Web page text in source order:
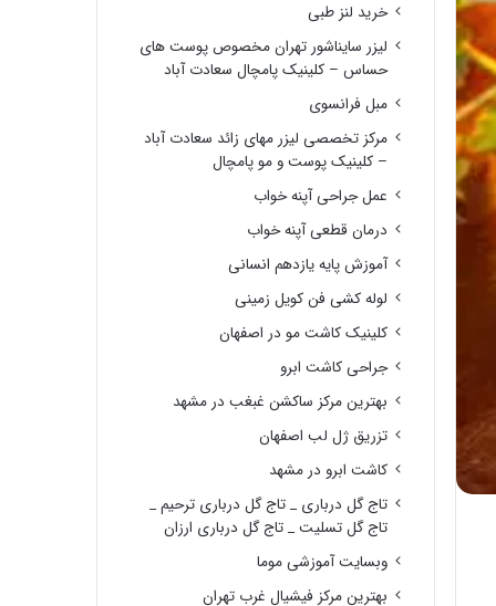
خرید لنز طبی
لیزر سایناشور تهران مخصوص پوست های
حساس – کلینیک پامچال سعادت آباد
مبل فرانسوی
مرکز تخصصی لیزر مهای زائد سعادت آباد
– کلینیک پوست و مو پامچال
عمل جراحی آپنه خواب
درمان قطعی آپنه خواب
آموزش پایه یازدهم انسانی
لوله کشی فن کویل زمینی
کلینیک کاشت مو در اصفهان
جراحی کاشت ابرو
بهترین مرکز ساکشن غبغب در مشهد
تزریق ژل لب اصفهان
کاشت ابرو در مشهد
تاج گل درباری _ تاج گل درباری ترحیم _
تاج گل تسلیت _ تاج گل درباری ارزان
وبسایت آموزشی موما
بهترین مرکز فیشیال غرب تهران